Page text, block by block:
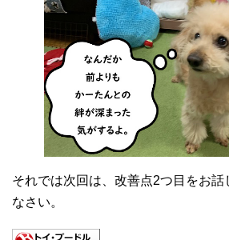
それでは次回は、改善点2つ目をお話
なさい。